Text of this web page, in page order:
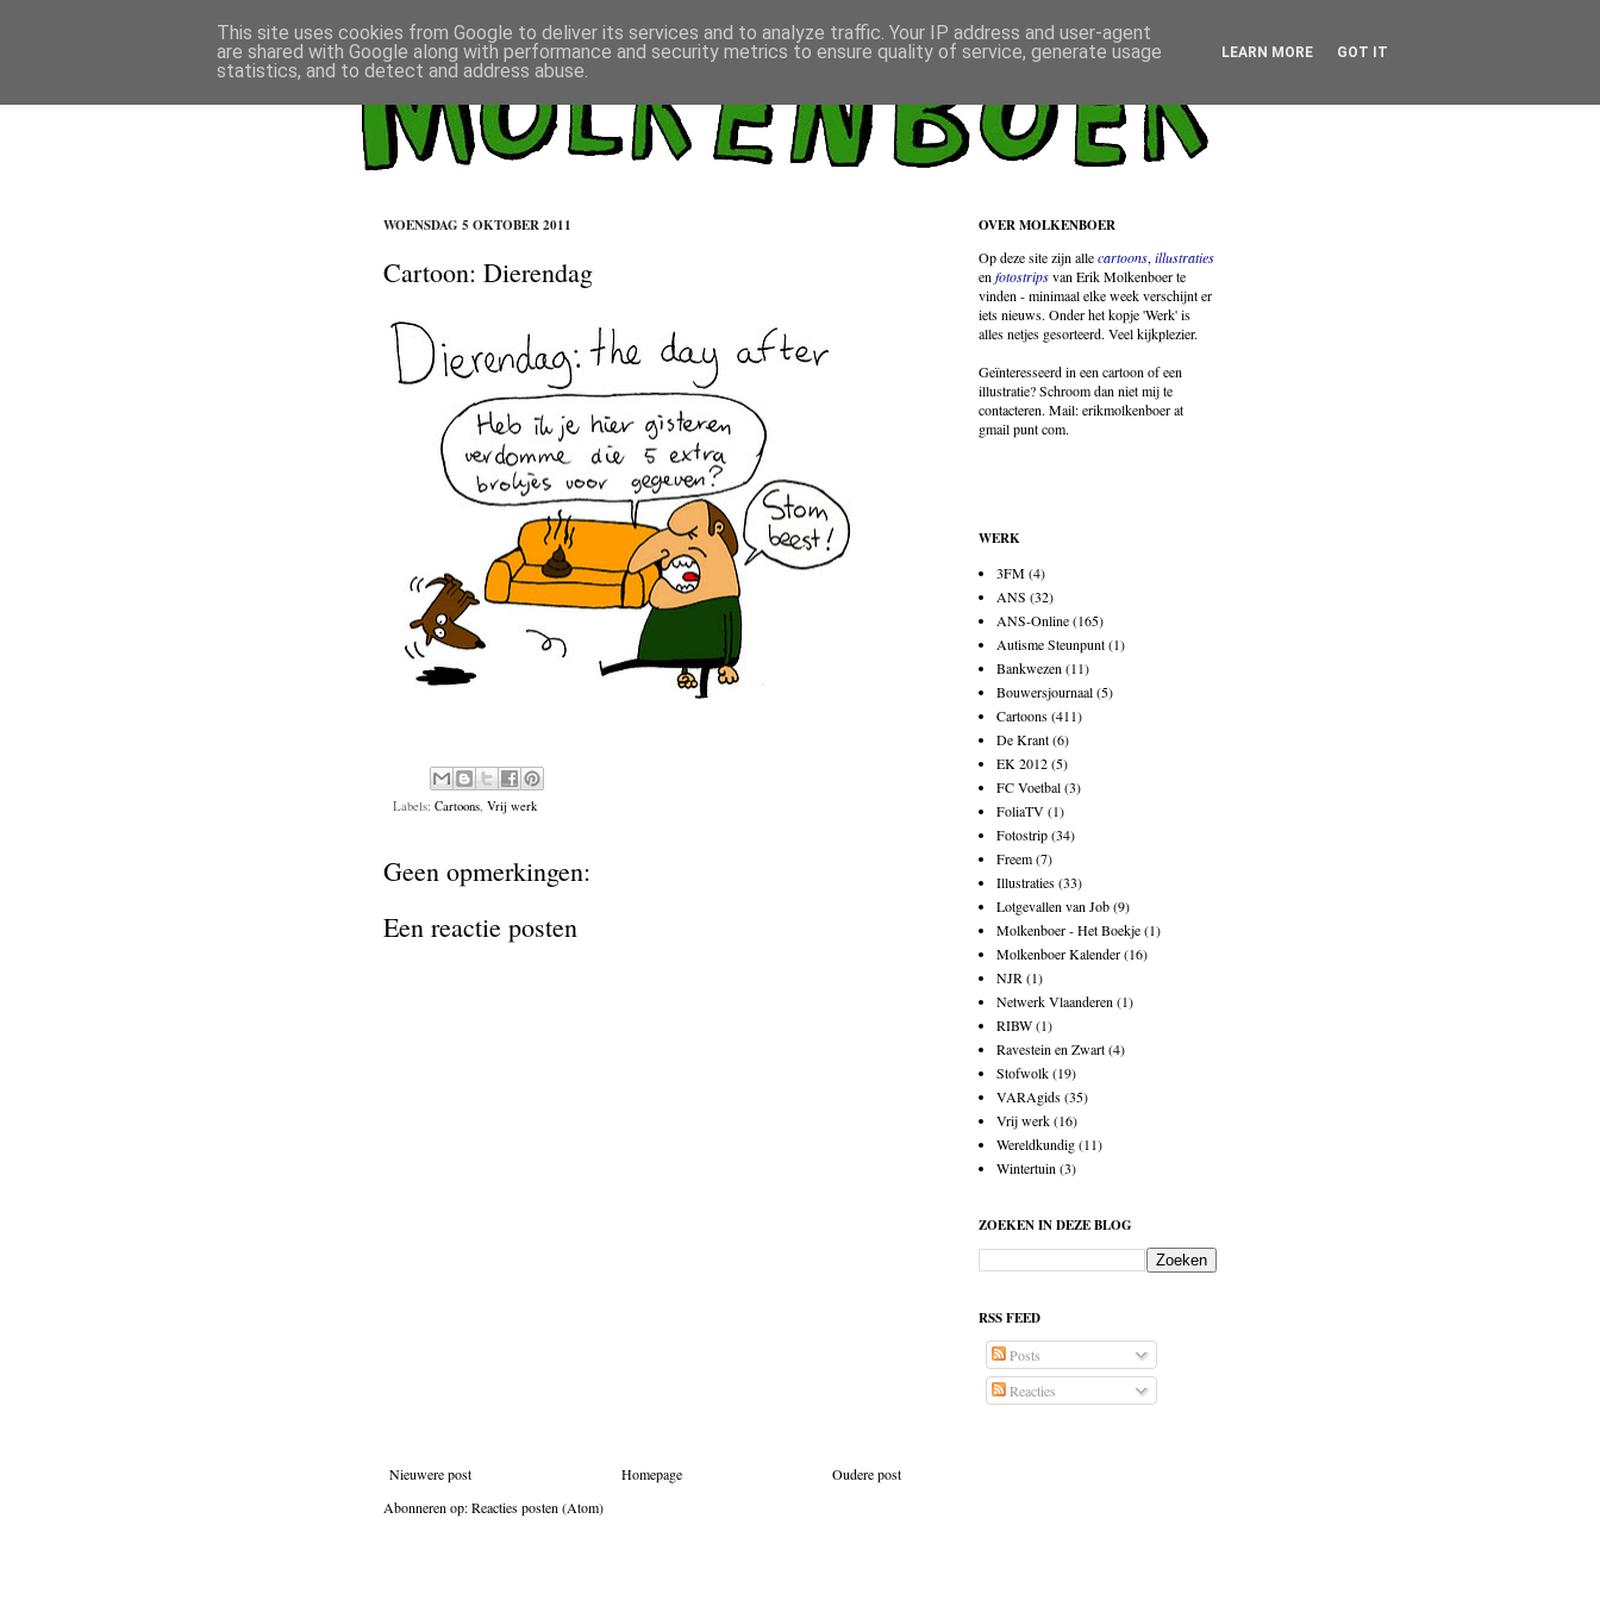
WOENSDAG 5 OKTOBER 2011
Cartoon: Dierendag
Labels: Cartoons, Vrij werk
Geen opmerkingen:
Een reactie posten
Nieuwere post Oudere post
Homepage
Abonneren op:Reacties posten (Atom)
OVER MOLKENBOER
Op deze site zijn allecartoons, illustraties
en fotostripsvan Erik Molkenboer te
vinden - minimaal elke week verschijnt er
iets nieuws. Onder het kopje 'Werk' is
alles netjes gesorteerd. Veel kijkplezier.
Geïnteresseerd in een cartoon of een
illustratie? Schroom dan niet mij te
contacteren. Mail: erikmolkenboer at
gmail punt com.
WERK
3FM(4)
ANS (32)
ANS-Online(165)
Autisme Steunpunt(1)
Bankwezen (11)
Bouwersjournaal(5)
Cartoons(411)
De Krant(6)
EK 2012(5)
FC Voetbal(3)
FoliaTV(1)
Fotostrip(34)
Freem(7)
Illustraties(33)
Lotgevallen van Job(9)
Molkenboer - Het Boekje(1)
Molkenboer Kalender(16)
NJR (1)
Netwerk Vlaanderen (1)
RIBW(1)
Ravestein en Zwart(4)
Stofwolk(19)
VARAgids(35)
Vrij werk(16)
Wereldkundig(11)
Wintertuin (3)
ZOEKEN IN DEZE BLOG
RSS FEED
Posts
Reacties
This site uses cookies from Google to deliver its services and to analyze traffic. Your IP address and user-agent
are shared with Google along with performance and security metrics to ensure quality of service, generate usage
statistics, and to detect and address abuse.
LEARN MORE GOT IT